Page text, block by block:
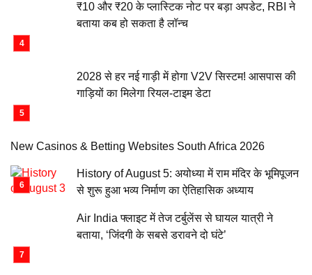
₹10 और ₹20 के प्लास्टिक नोट पर बड़ा अपडेट, RBI ने
बताया कब हो सकता है लॉन्च
2028 से हर नई गाड़ी में होगा V2V सिस्टम! आसपास की
गाड़ियों का मिलेगा रियल-टाइम डेटा
New Casinos & Betting Websites South Africa 2026
History of August 5: अयोध्या में राम मंदिर के भूमिपूजन
से शुरू हुआ भव्य निर्माण का ऐतिहासिक अध्याय
Air India फ्लाइट में तेज टर्बुलेंस से घायल यात्री ने
बताया, ‘जिंदगी के सबसे डरावने दो घंटे’